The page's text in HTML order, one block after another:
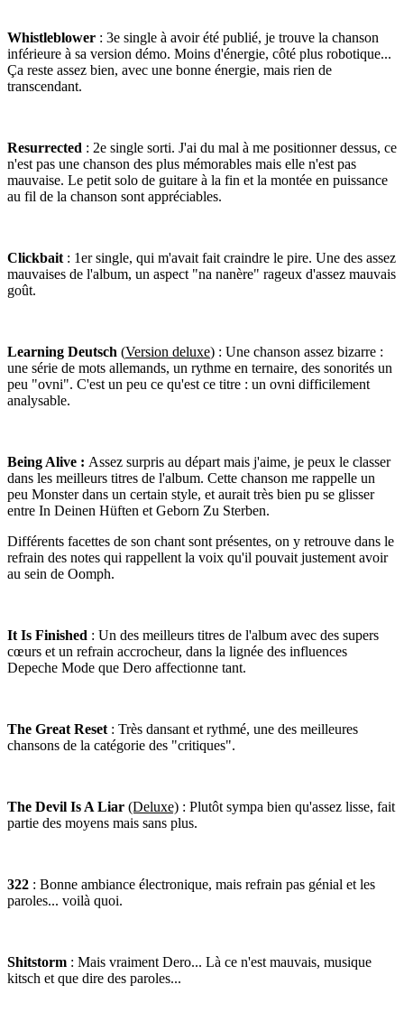
Whistleblower : 3e single à avoir été publié, je trouve la chanson
inférieure à sa version démo. Moins d'énergie, côté plus robotique...
Ça reste assez bien, avec une bonne énergie, mais rien de
transcendant.
Resurrected : 2e single sorti. J'ai du mal à me positionner dessus, ce
n'est pas une chanson des plus mémorables mais elle n'est pas
mauvaise. Le petit solo de guitare à la fin et la montée en puissance
au fil de la chanson sont appréciables.
Clickbait : 1er single, qui m'avait fait craindre le pire. Une des assez
mauvaises de l'album, un aspect "na nanère" rageux d'assez mauvais
goût.
Learning Deutsch (Version deluxe) : Une chanson assez bizarre :
une série de mots allemands, un rythme en ternaire, des sonorités un
peu "ovni". C'est un peu ce qu'est ce titre : un ovni difficilement
analysable.
Being Alive : Assez surpris au départ mais j'aime, je peux le classer
dans les meilleurs titres de l'album. Cette chanson me rappelle un
peu Monster dans un certain style, et aurait très bien pu se glisser
entre In Deinen Hüften et Geborn Zu Sterben.
Différents facettes de son chant sont présentes, on y retrouve dans le
refrain des notes qui rappellent la voix qu'il pouvait justement avoir
au sein de Oomph.
It Is Finished : Un des meilleurs titres de l'album avec des supers
cœurs et un refrain accrocheur, dans la lignée des influences
Depeche Mode que Dero affectionne tant.
The Great Reset : Très dansant et rythmé, une des meilleures
chansons de la catégorie des "critiques".
The Devil Is A Liar (Deluxe) : Plutôt sympa bien qu'assez lisse, fait
partie des moyens mais sans plus.
322 : Bonne ambiance électronique, mais refrain pas génial et les
paroles... voilà quoi.
Shitstorm : Mais vraiment Dero... Là ce n'est mauvais, musique
kitsch et que dire des paroles...